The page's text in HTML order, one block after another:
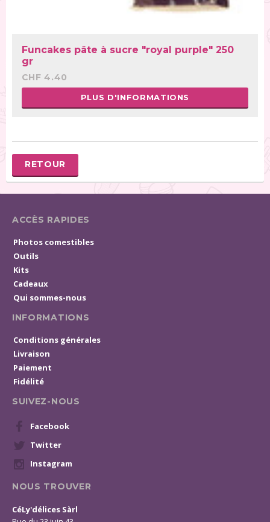
Funcakes pâte à sucre "royal purple" 250
gr
CHF 4.40
PLUS D'INFORMATIONS
RETOUR
ACCÈS RAPIDES
Photos comestibles
Outils
Kits
Cadeaux
Qui sommes-nous
INFORMATIONS
Conditions générales
Livraison
Paiement
Fidélité
SUIVEZ-NOUS
Facebook
Twitter
Instagram
NOUS TROUVER
CéLy'délices Sàrl